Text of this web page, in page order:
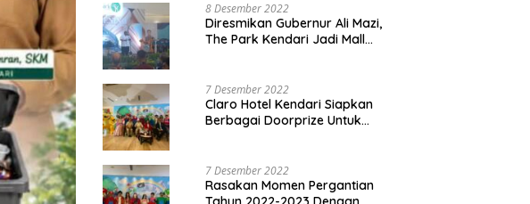
8 Desember 2022
Diresmikan Gubernur Ali Mazi,
The Park Kendari Jadi Mall
7 Desember 2022
Claro Hotel Kendari Siapkan
Berbagai Doorprize Untuk
7 Desember 2022
Rasakan Momen Pergantian